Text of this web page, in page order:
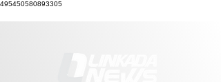
495450580893305